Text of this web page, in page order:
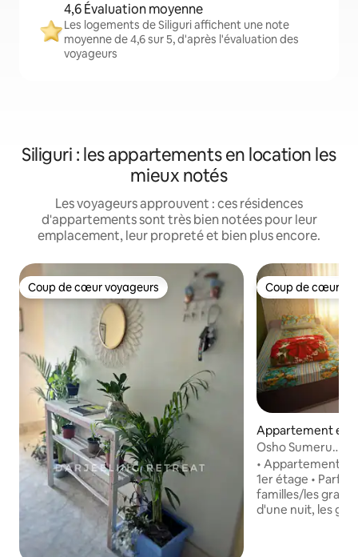
4,6 Évaluation moyenne
Les logements de Siliguri affichent une note
moyenne de 4,6 sur 5, d'après l'évaluation des
voyageurs
Siliguri : les appartements en location les
mieux notés
Les voyageurs approuvent : ces résidences
d'appartements sont très bien notées pour leur
emplacement, leur propreté et bien plus encore.
Coup de cœur voyageurs
Coup de cœur voyageurs Coup de cœur
Coup de cœur
Appartement en
Matigara
Osho Sumeru
• Appartement
1er étage •
familles/les
d'une nuit, les